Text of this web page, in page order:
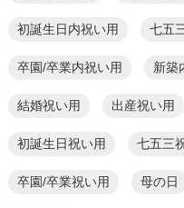
初誕生日内祝い用 七五
卒園/卒業内祝い用 新築
結婚祝い用 出産祝い用
初誕生日祝い用 七五三
卒園/卒業祝い用 母の日